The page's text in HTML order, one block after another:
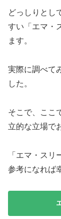
どっしりとし
すい「エマ・
ます。
実際に調べて
した。
そこで、ここ
立的な立場で
「エマ・ス
参考になれば